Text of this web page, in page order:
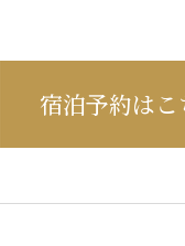
宿泊予約はこ